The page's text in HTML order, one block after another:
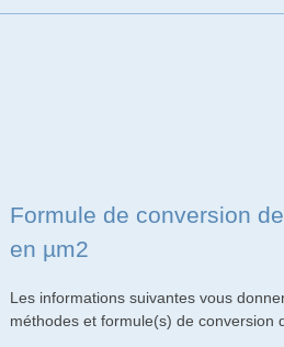
Formule de conversion
en µm2
Les informations suivantes vous
méthodes et formule(s) de conversion